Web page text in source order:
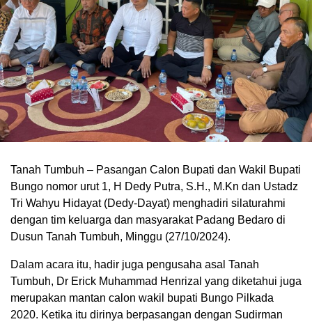
Tanah Tumbuh – Pasangan Calon Bupati dan Wakil Bupati
Bungo nomor urut 1, H Dedy Putra, S.H., M.Kn dan Ustadz
Tri Wahyu Hidayat (Dedy-Dayat) menghadiri silaturahmi
dengan tim keluarga dan masyarakat Padang Bedaro di
Dusun Tanah Tumbuh, Minggu (27/10/2024).
Dalam acara itu, hadir juga pengusaha asal Tanah
Tumbuh, Dr Erick Muhammad Henrizal yang diketahui juga
merupakan mantan calon wakil bupati Bungo Pilkada
2020. Ketika itu dirinya berpasangan dengan Sudirman